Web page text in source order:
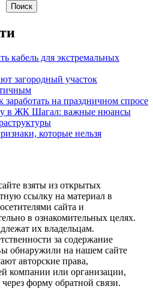
Поиск
кабель для экстремальных
загородный участок
на праздничном спросе
в ЖК Шагал: важные нюансы
которые нельзя
взяты из открытых
ссылку на материал в
сайта и
в ознакомительных целях.
их владельцам.
за содержание
обнаружили на нашем сайте
авторские права,
компании или организации,
форму обратной связи.